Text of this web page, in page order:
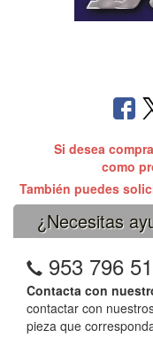
Si desea
como
También puedes
¿Necesitas
953 796
Contacta con
contactar con
pieza que